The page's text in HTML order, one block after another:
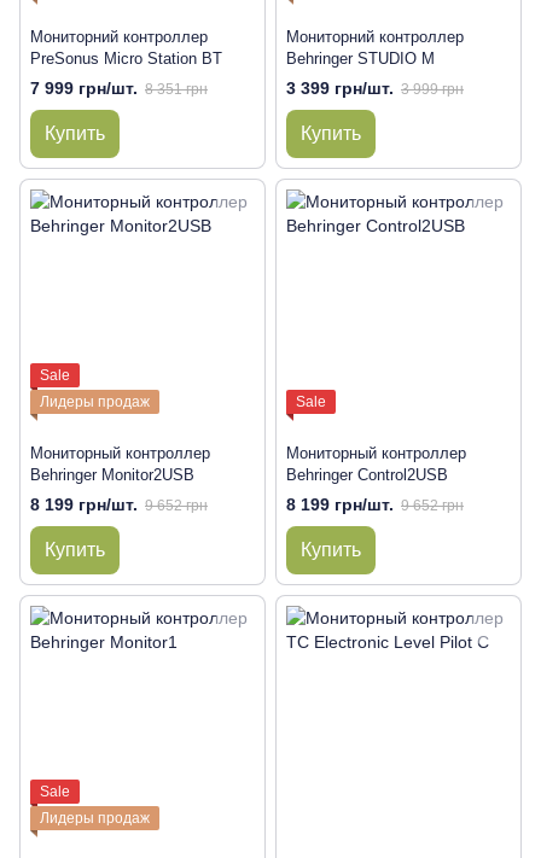
Мониторний контроллер
PreSonus Micro Station BT
7 999 грн/шт. 8 351 грн
Купить
Мониторний контроллер
Behringer STUDIO M
3 399 грн/шт. 3 999 грн
Купить
Sale
Лидеры продаж
Мониторный контроллер
Behringer Monitor2USB
8 199 грн/шт. 9 652 грн
Купить
Sale
Мониторный контроллер
Behringer Control2USB
8 199 грн/шт. 9 652 грн
Купить
Sale
Лидеры продаж